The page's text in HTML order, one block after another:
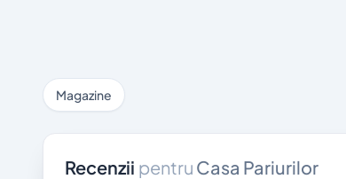
Magazine
Recenzii pentru Casa Pariurilor